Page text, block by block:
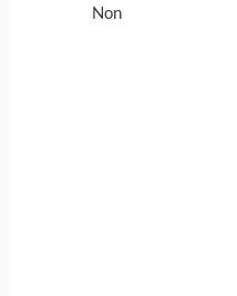
Non